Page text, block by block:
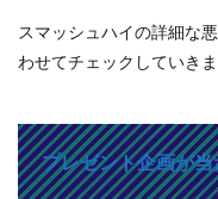
スマッシュハイの詳細な
わせてチェックしていきま
プレゼント企画が